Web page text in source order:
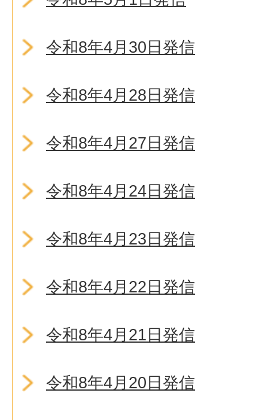
令和8年4月30日発信
令和8年4月28日発信
令和8年4月27日発信
令和8年4月24日発信
令和8年4月23日発信
令和8年4月22日発信
令和8年4月21日発信
令和8年4月20日発信